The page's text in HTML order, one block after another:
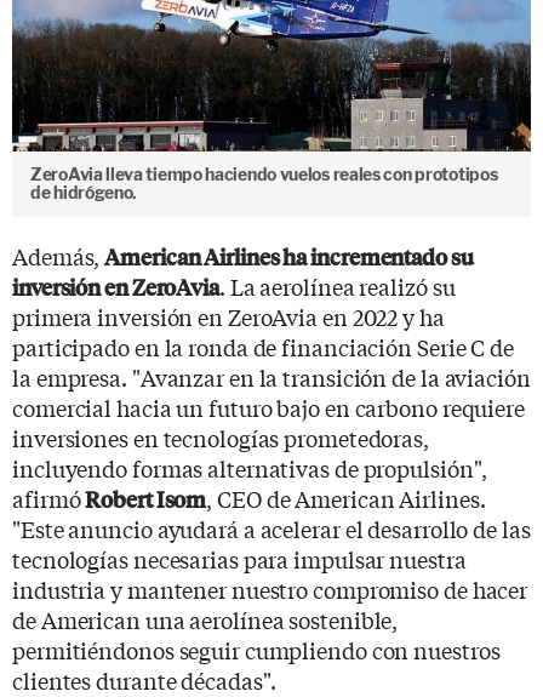
ZeroAvia lleva tiempo haciendo vuelos reales con prototipos
de hidrógeno.
Además,American Airlines ha incrementado su
inversión en ZeroAvia. La aerolínea realizó su
primera inversión en ZeroAvia en 2022 y ha
participado en la ronda de financiación Serie C de
la empresa. "Avanzar en la transición de la aviación
comercial hacia un futuro bajo en carbono requiere
inversiones en tecnologías prometedoras,
incluyendo formas alternativas de propulsión",
afirmóRobert Isom, CEO de American Airlines.
"Este anuncio ayudará a acelerar el desarrollo de las
tecnologías necesarias para impulsar nuestra
industria y mantener nuestro compromiso de hacer
de American una aerolínea sostenible,
permitiéndonos seguir cumpliendo con nuestros
clientes durante décadas".